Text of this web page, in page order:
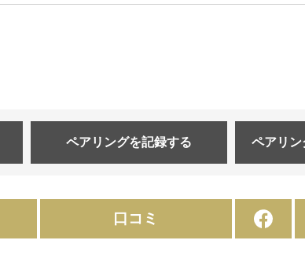
ペアリングを記録する ペアリン
口コミ